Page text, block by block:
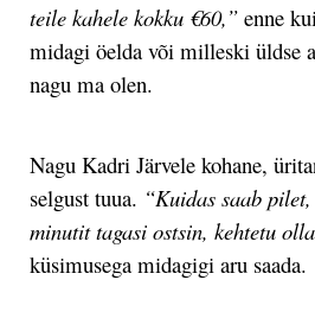
teile kahele kokku €60,”enne
midagi öelda või milleski üldse
nagu ma olen.
Nagu Kadri Järvele kohane,
selgust tuua. “Kuidas saab
minutit tagasi ostsin, kehtetu
küsimusega midagigi aru saada.